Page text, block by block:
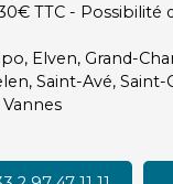
TTC - Possibilité
Elven, Grand-
Saint-Avé, Saint-
Vannes